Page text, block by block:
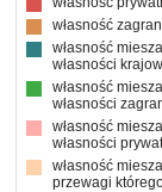
własność
własność
własności
własność
własności
własność
własności
własność
przewagi